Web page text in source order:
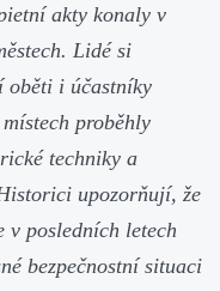
akty konaly v
Lidé si
i účastníky
proběhly
techniky a
upozorňují, že
v posledních letech
bezpečnostní situaci